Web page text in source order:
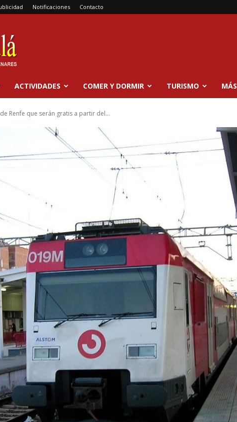
Notificaciones Contacto
ACTIVIDADES COMER Y DORMIR TURISMO MÁS
Renfe que serán gratis a partir del...